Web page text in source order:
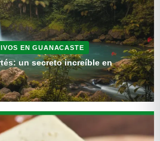
EN GUANACASTE
un secreto increíble en